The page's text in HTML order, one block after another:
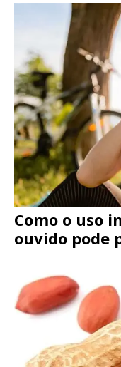
Como o uso
ouvido pode